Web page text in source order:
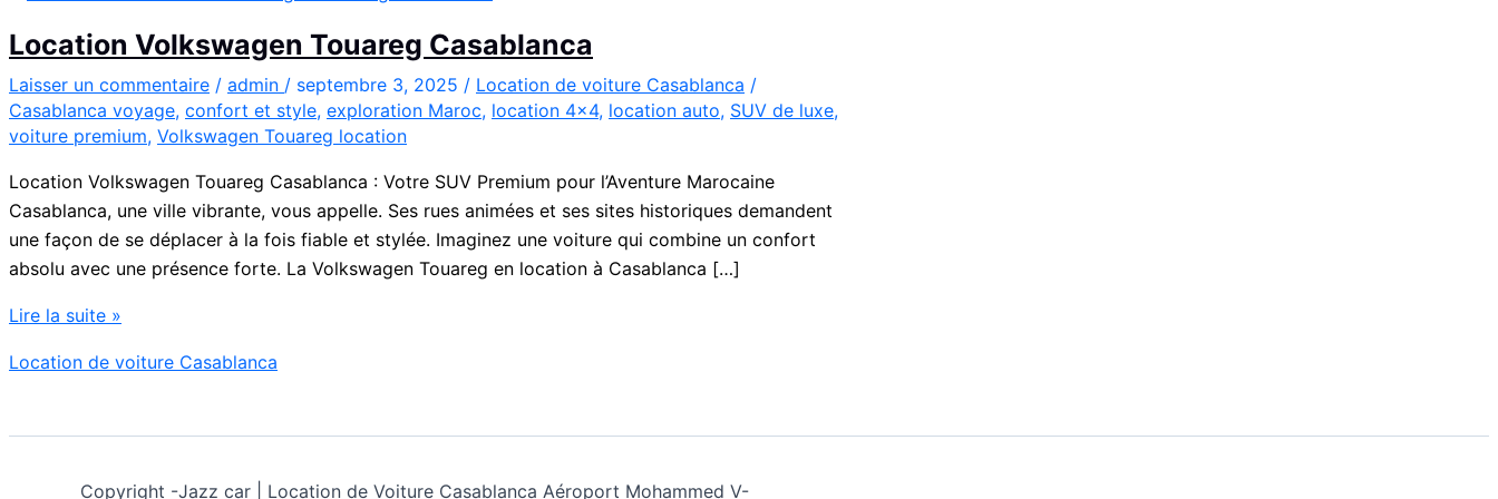
Location Volkswagen Touareg Casablanca
Laisser un commentaire / admin / septembre 3, 2025 / Location de voiture Casablanca /
Casablanca voyage, confort et style, exploration Maroc, location 4x4, location auto, SUV de luxe,
voiture premium, Volkswagen Touareg location
Location Volkswagen Touareg Casablanca : Votre SUV Premium pour l’Aventure Marocaine
Casablanca, une ville vibrante, vous appelle. Ses rues animées et ses sites historiques demandent
une façon de se déplacer à la fois fiable et stylée. Imaginez une voiture qui combine un confort
absolu avec une présence forte. La Volkswagen Touareg en location à Casablanca […]
Location
Touareg
Lire la suite »
Location de voiture Casablanca
Copyright -Jazz car | Location de Voiture Casablanca Aéroport Mohammed V-